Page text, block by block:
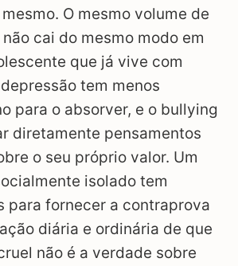
O mesmo volume de
cai do mesmo modo em
que já vive com
tem menos
para o absorver, e o bullying
diretamente pensamentos
o seu próprio valor. Um
isolado tem
para fornecer a contraprova
diária e ordinária de que
não é a verdade sobre